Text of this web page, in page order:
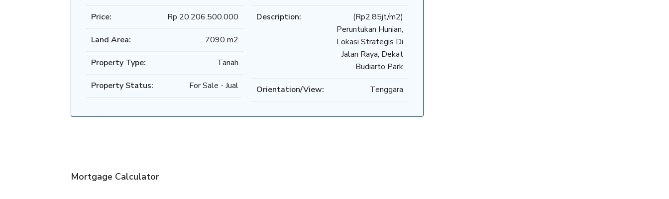
Price: Rp 20.206.500.000
Land Area: 7090 m2
Property Type: Tanah
Property Status: For Sale - Jual
Description:
(Rp2.85jt/m2)
Peruntukan Hunian,
Lokasi Strategis Di
Jalan Raya, Dekat
Budiarto Park
Orientation/View: Tenggara
Mortgage Calculator